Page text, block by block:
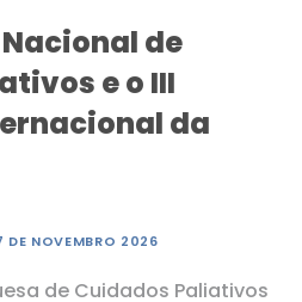
de
e o III
da
NOVEMBRO 2026
de Cuidados Paliativos